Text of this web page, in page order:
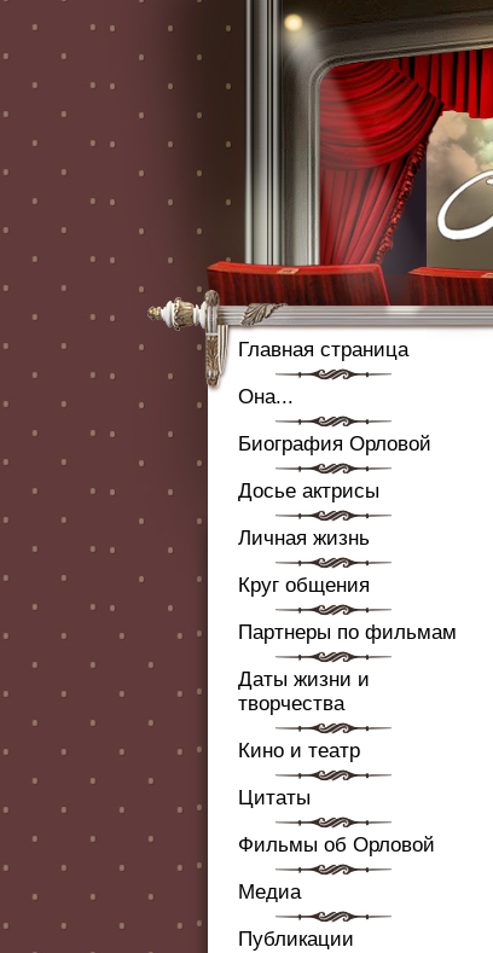
Главная страница
Она...
Биография Орловой
Досье актрисы
Личная жизнь
Круг общения
Партнеры по фильмам
Даты жизни и
творчества
Кино и театр
Цитаты
Фильмы об Орловой
Медиа
Публикации